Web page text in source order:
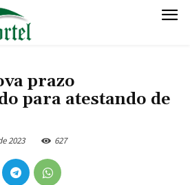
prazo
para atestando de
2023 627